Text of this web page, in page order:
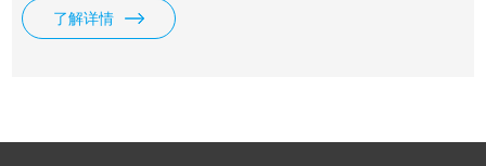
了解详情